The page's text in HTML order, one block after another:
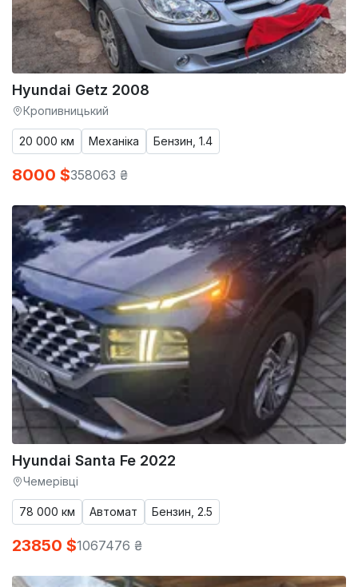
Hyundai Getz 2008
Кропивницький
20 000 км Механіка Бензин, 1.4
8000 $358063 ₴
Hyundai Santa Fe 2022
Чемерівці
78 000 км Автомат Бензин, 2.5
23850 $1067476 ₴